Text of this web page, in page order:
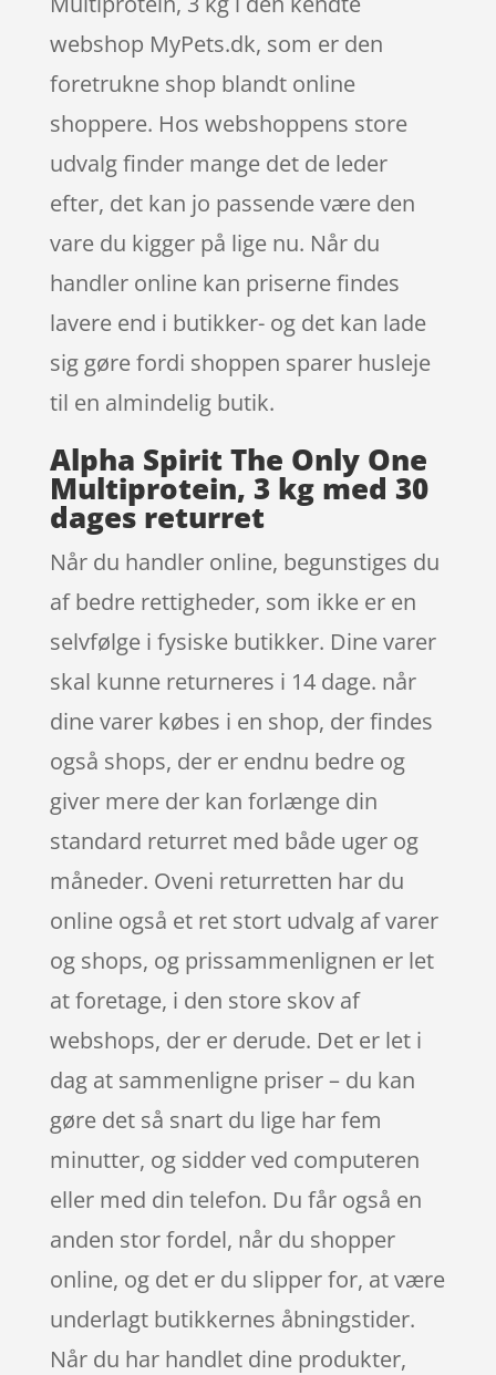
webshop MyPets.dk, som er den
foretrukne shop blandt online
shoppere. Hos webshoppens store
udvalg finder mange det de leder
efter, det kan jo passende være den
vare du kigger på lige nu. Når du
handler online kan priserne findes
lavere end i butikker- og det kan lade
sig gøre fordi shoppen sparer husleje
til en almindelig butik.
Alpha Spirit The Only One
Multiprotein, 3 kg med 30
dages returret
Når du handler online, begunstiges du
af bedre rettigheder, som ikke er en
selvfølge i fysiske butikker. Dine varer
skal kunne returneres i 14 dage. når
dine varer købes i en shop, der findes
også shops, der er endnu bedre og
giver mere der kan forlænge din
standard returret med både uger og
måneder. Oveni returretten har du
online også et ret stort udvalg af varer
og shops, og prissammenlignen er let
at foretage, i den store skov af
webshops, der er derude. Det er let i
dag at sammenligne priser – du kan
gøre det så snart du lige har fem
minutter, og sidder ved computeren
eller med din telefon. Du får også en
anden stor fordel, når du shopper
online, og det er du slipper for, at være
underlagt butikkernes åbningstider.
Når du har handlet dine produkter,